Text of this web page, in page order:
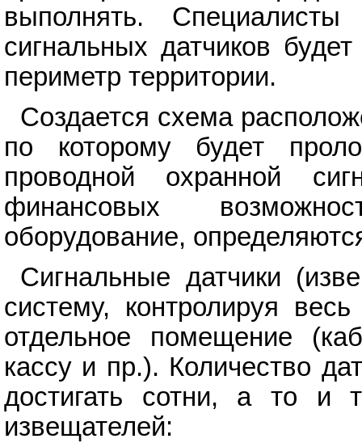
выполнять. Специалисты
сигнальных датчиков
периметр территории.
Создается схема
по которому будет
проводной охранной
финансовых
оборудование,
Сигнальные датчики
систему, контролируя
отдельное помещение
кассу и пр.). Количество
достигать сотни, а то и
извещателей: